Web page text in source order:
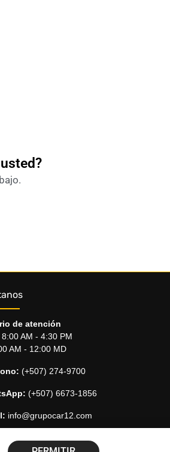
de atención
8:00 AM - 4:30 PM
AM - 12:00 MD
(+507) 274-9700
(+507) 6673-1856
info@grupocar12.com